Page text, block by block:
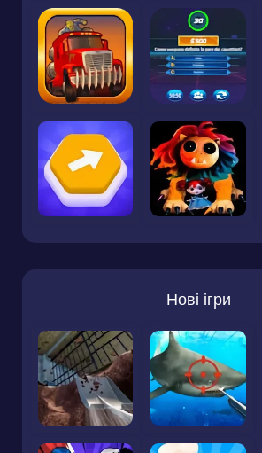
Нові ігри